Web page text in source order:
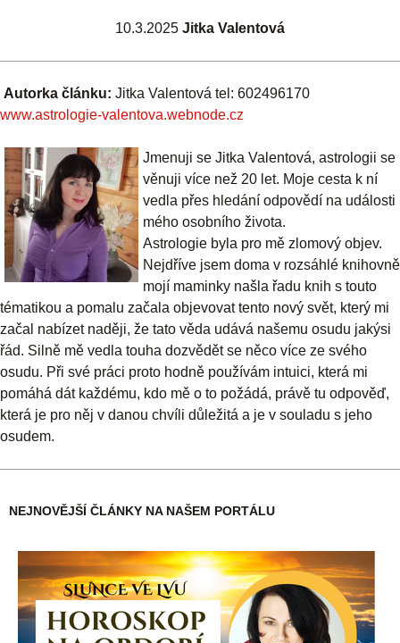
10.3.2025 Jitka Valentová
Autorka článku: Jitka Valentová tel: 602496170
www.astrologie-valentova.webnode.cz
Jmenuji se Jitka Valentová, astrologii se
věnuji více než 20 let. Moje cesta k ní
vedla přes hledání odpovědí na události
mého osobního života.
Astrologie byla pro mě zlomový objev.
Nejdříve jsem doma v rozsáhlé knihovně
mojí maminky našla řadu knih s touto
tématikou a pomalu začala objevovat tento nový svět, který mi
začal nabízet naději, že tato věda udává našemu osudu jakýsi
řád. Silně mě vedla touha dozvědět se něco více ze svého
osudu. Při své práci proto hodně používám intuici, která mi
pomáhá dát každému, kdo mě o to požádá, právě tu odpověď,
která je pro něj v danou chvíli důležitá a je v souladu s jeho
osudem.
NEJNOVĚJŠÍ ČLÁNKY NA NAŠEM PORTÁLU